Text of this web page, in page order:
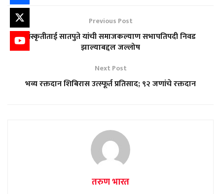
Previous Post
संस्कृतीताई सातपुते यांची समाजकल्याण सभापतिपदी निवड
झाल्याबद्दल जल्लोष
Next Post
भव्य रक्तदान शिबिरास उत्स्फूर्त प्रतिसाद; ९२ जणांचे रक्तदान
तरुण भारत